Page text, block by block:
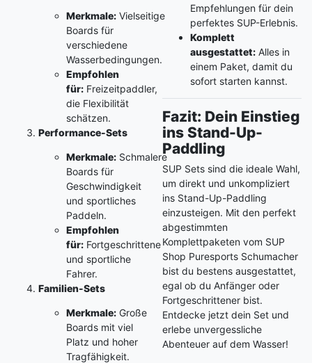
Merkmale: Vielseitige
Boards für
verschiedene
Wasserbedingungen.
Empfohlen
für: Freizeitpaddler,
die Flexibilität
schätzen.
Performance-Sets
Merkmale: Schmalere
Boards für
Geschwindigkeit
und sportliches
Paddeln.
Empfohlen
für: Fortgeschrittene
und sportliche
Fahrer.
Familien-Sets
Merkmale: Große
Boards mit viel
Platz und hoher
Tragfähigkeit.
Empfehlungen für dein
perfektes SUP-Erlebnis.
Komplett
ausgestattet:Alles in
einem Paket, damit du
sofort starten kannst.
Fazit: Dein Einstieg
ins Stand-Up-
Paddling
SUP Sets sind die ideale Wahl,
um direkt und unkompliziert
ins Stand-Up-Paddling
einzusteigen. Mit den perfekt
abgestimmten
Komplettpaketen vom SUP
Shop Puresports Schumacher
bist du bestens ausgestattet,
egal ob du Anfänger oder
Fortgeschrittener bist.
Entdecke jetzt dein Set und
erlebe unvergessliche
Abenteuer auf dem Wasser!